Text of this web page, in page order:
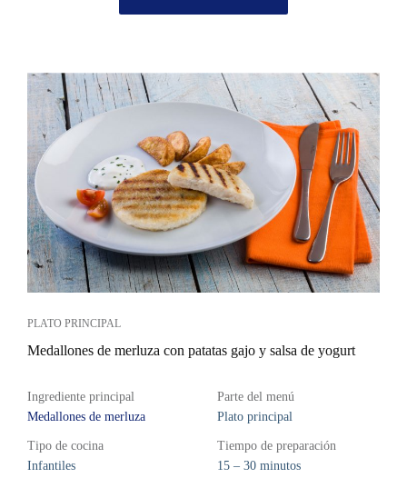
PLATO PRINCIPAL
Medallones de merluza con patatas gajo y salsa de yogurt
Ingrediente principal
Medallones de merluza
Tipo de cocina
Infantiles
Parte del menú
Plato principal
Tiempo de preparación
15 – 30 minutos